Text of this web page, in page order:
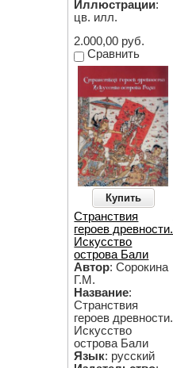
Иллюстрации:
цв. илл.
2.000,00 руб.
Сравнить
Купить
Странствия
героев древности.
Искусство
острова Бали
Автор: Сорокина
Г.М.
Название:
Странствия
героев древности.
Искусство
острова Бали
Язык: русский